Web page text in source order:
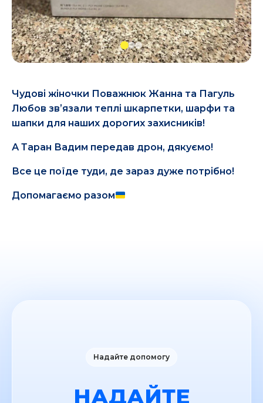
Чудові жіночки Поважнюк Жанна та Пагуль
Любов звʼязали теплі шкарпетки, шарфи та
шапки для наших дорогих захисників!
А Таран Вадим передав дрон, дякуємо!
Все це поїде туди, де зараз дуже потрібно!
Допомагаємо разом
Надайте допомогу
НАДАЙТЕ